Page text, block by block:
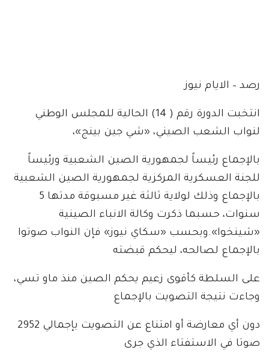
رصد – الايام نيوز
انتخبت الدورة رقم ( 14) الحالية للمجلس الوطني
لنواب الشعب الصيني، «شي جين بينج»،
بالإجماع رئيساً لجمهورية الصين الشعبية ورئيساً
للجنة العسكرية المركزية لجمهورية الصين الشعبية
بالإجماع وذلك لولاية ثالثة غير مسبوقة مدتها 5
سنوات، حسبما ذكرت وكالة الانباء الصينية
«شينخوا».وبحسب «سكاي نيوز» فإن النواب صوتوا
بالإجماع لصالحه، ليحكم قبضته
على السلطة كأقوى زعيم يحكم الصين منذ ماو تسي،
وجاءت نتيجة التصويت بالإجماع
دون أي معارضة أو امتناع عن التصويت بإجمالي 2952
صوتا في الاستفتاء الذي جرى